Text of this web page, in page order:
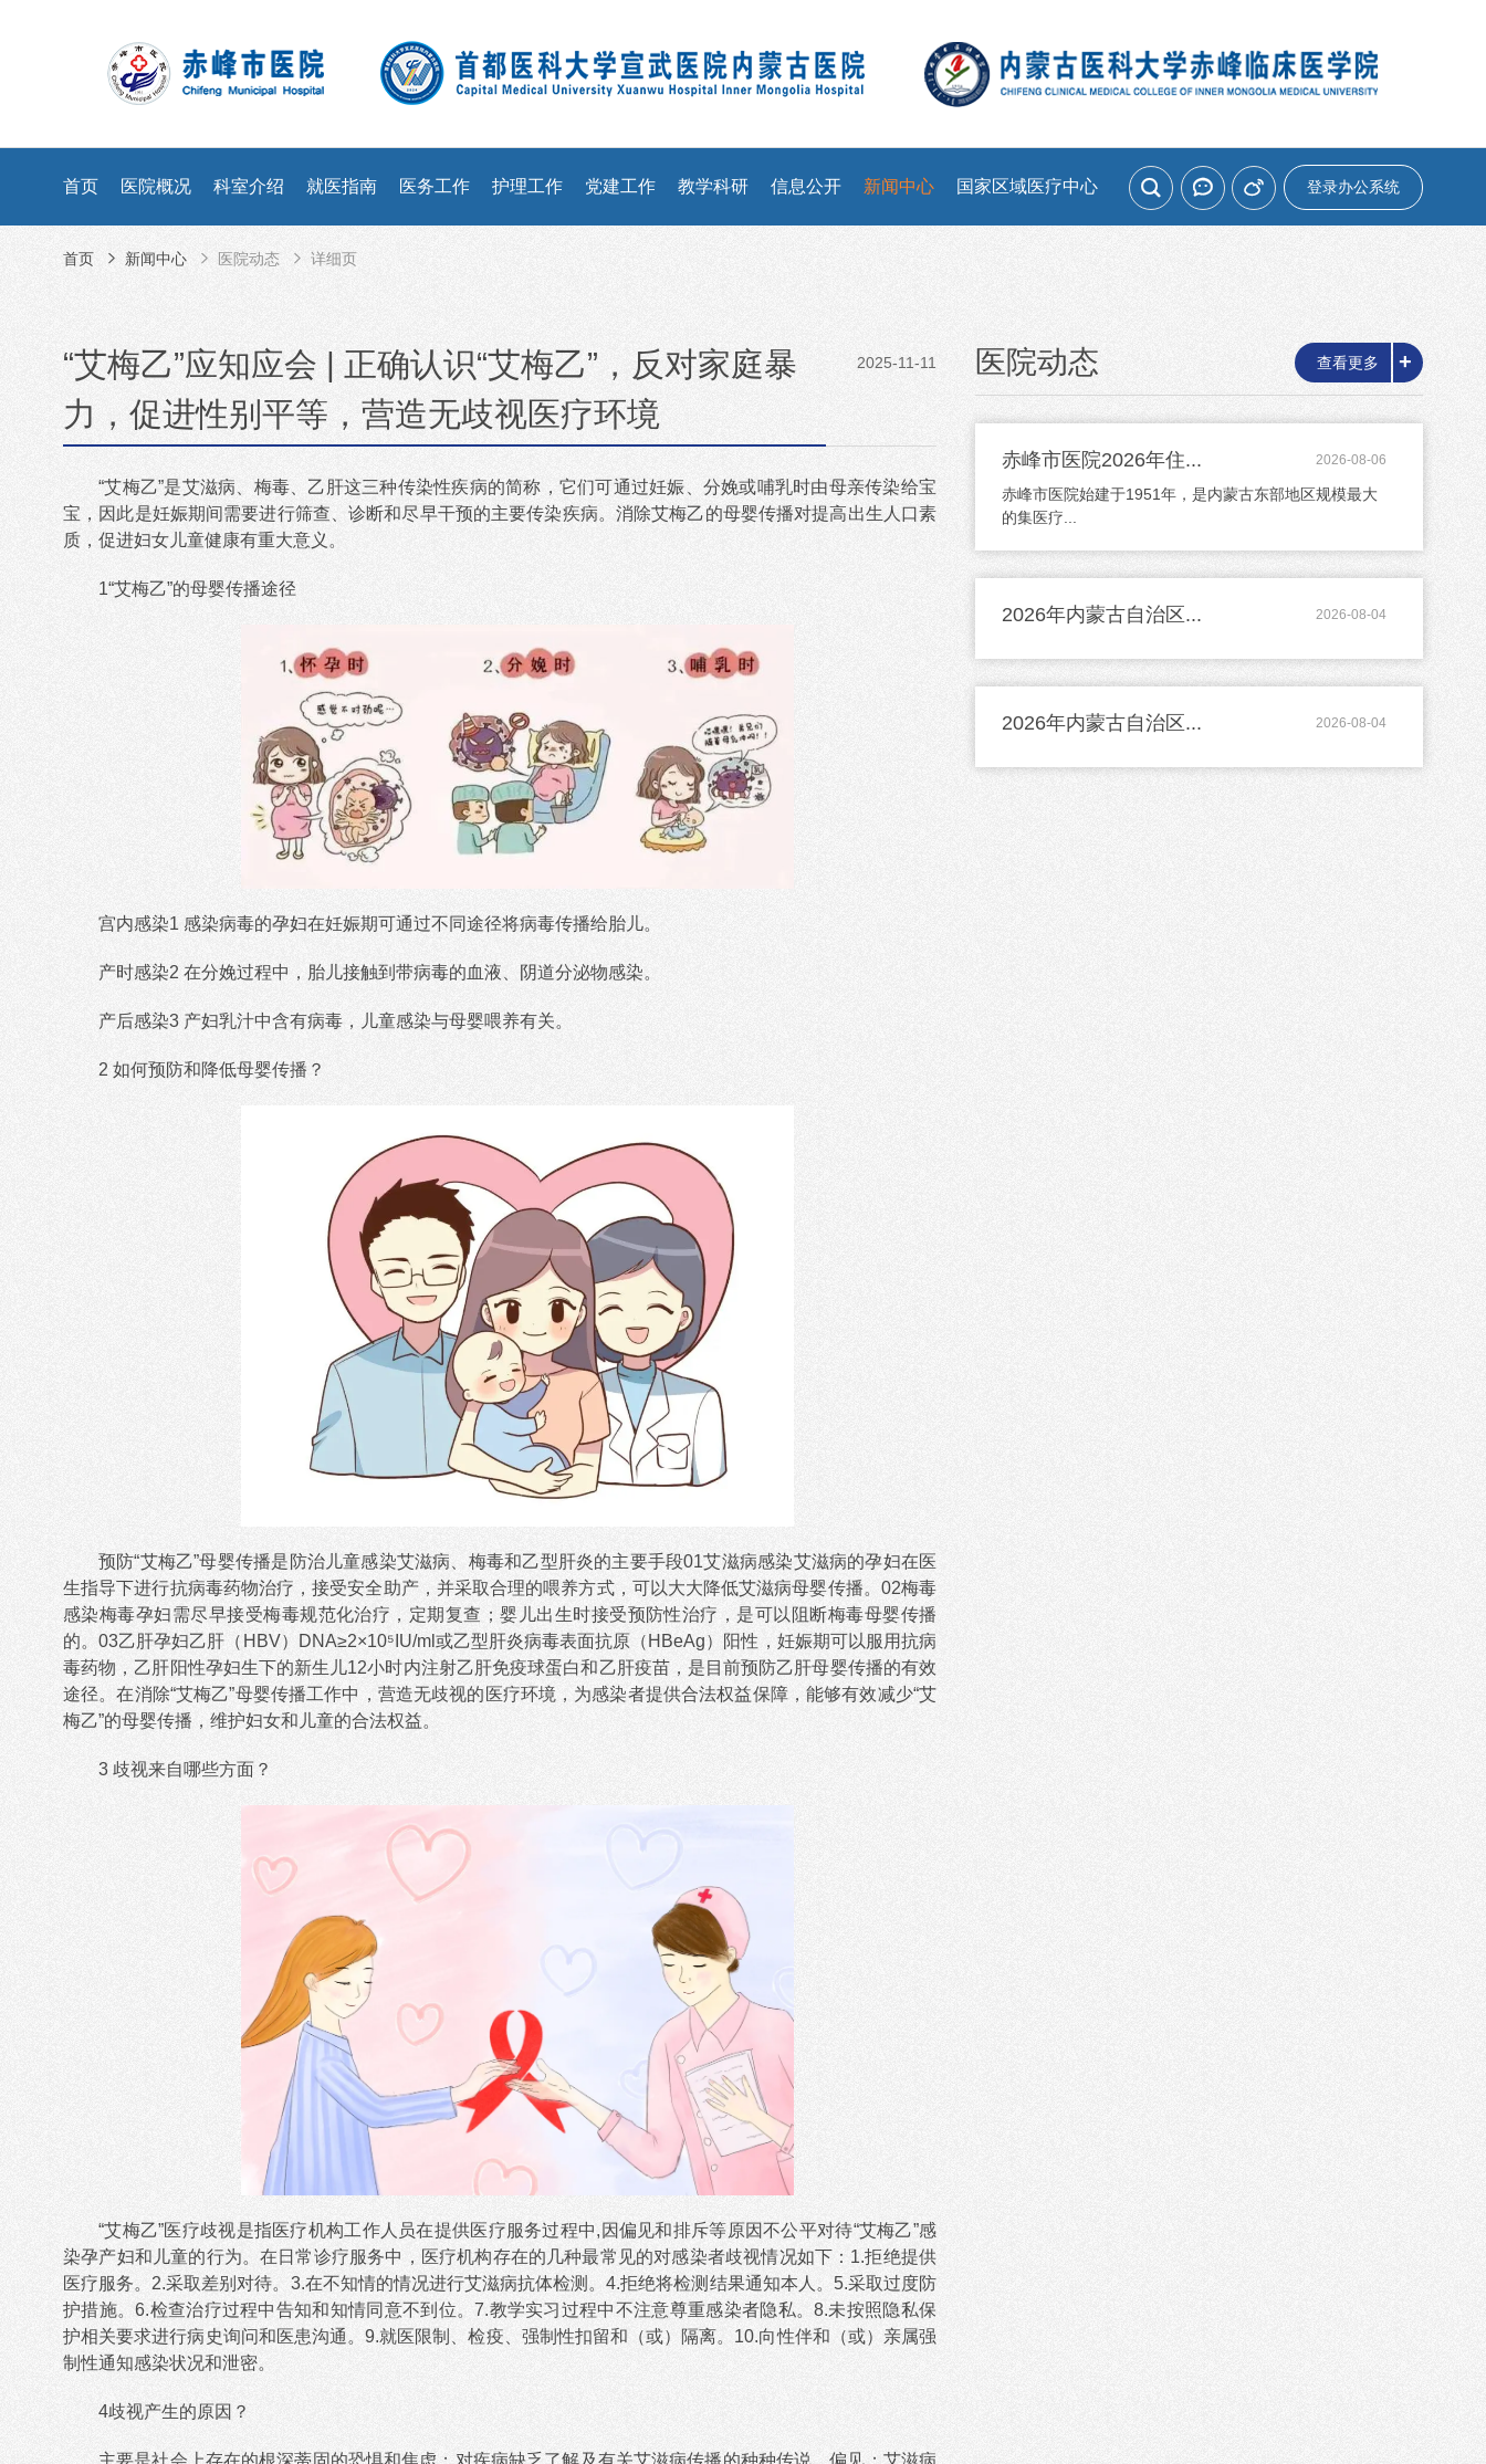
登录办公系统
首页 医院概况 科室介绍 就医指南 医务工作 护理工作 党建工作 教学科研 信息公开 新闻中心 国家区域医疗中心
首页 新闻中心 医院动态 详细页
“艾梅乙”应知应会 | 正确认识“艾梅乙”，反对家庭暴
力，促进性别平等，营造无歧视医疗环境
2025-11-11
“艾梅乙”是艾滋病、梅毒、乙肝这三种传染性疾病的简称，它们可通过妊娠、分娩或哺乳时由母亲传染给宝
宝，因此是妊娠期间需要进行筛查、诊断和尽早干预的主要传染疾病。消除艾梅乙的母婴传播对提高出生人口素
质，促进妇女儿童健康有重大意义。
1“艾梅乙”的母婴传播途径
宫内感染1 感染病毒的孕妇在妊娠期可通过不同途径将病毒传播给胎儿。
产时感染2 在分娩过程中，胎儿接触到带病毒的血液、阴道分泌物感染。
产后感染3 产妇乳汁中含有病毒，儿童感染与母婴喂养有关。
2 如何预防和降低母婴传播？
预防“艾梅乙”母婴传播是防治儿童感染艾滋病、梅毒和乙型肝炎的主要手段01艾滋病感染艾滋病的孕妇在医
生指导下进行抗病毒药物治疗，接受安全助产，并采取合理的喂养方式，可以大大降低艾滋病母婴传播。02梅毒
感染梅毒孕妇需尽早接受梅毒规范化治疗，定期复查；婴儿出生时接受预防性治疗，是可以阻断梅毒母婴传播
的。03乙肝孕妇乙肝（HBV）DNA≥2×10⁵IU/ml或乙型肝炎病毒表面抗原（HBeAg）阳性，妊娠期可以服用抗病
毒药物，乙肝阳性孕妇生下的新生儿12小时内注射乙肝免疫球蛋白和乙肝疫苗，是目前预防乙肝母婴传播的有效
途径。在消除“艾梅乙”母婴传播工作中，营造无歧视的医疗环境，为感染者提供合法权益保障，能够有效减少“艾
梅乙”的母婴传播，维护妇女和儿童的合法权益。
3 歧视来自哪些方面？
“艾梅乙”医疗歧视是指医疗机构工作人员在提供医疗服务过程中,因偏见和排斥等原因不公平对待“艾梅乙”感
染孕产妇和儿童的行为。在日常诊疗服务中，医疗机构存在的几种最常见的对感染者歧视情况如下：1.拒绝提供
医疗服务。2.采取差别对待。3.在不知情的情况进行艾滋病抗体检测。4.拒绝将检测结果通知本人。5.采取过度防
护措施。6.检查治疗过程中告知和知情同意不到位。7.教学实习过程中不注意尊重感染者隐私。8.未按照隐私保
护相关要求进行病史询问和医患沟通。9.就医限制、检疫、强制性扣留和（或）隔离。10.向性伴和（或）亲属强
制性通知感染状况和泄密。
4歧视产生的原因？
医院动态 查看更多 +
赤峰市医院2026年住... 2026-08-06
赤峰市医院始建于1951年，是内蒙古东部地区规模最大
的集医疗...
2026年内蒙古自治区... 2026-08-04
2026年内蒙古自治区... 2026-08-04